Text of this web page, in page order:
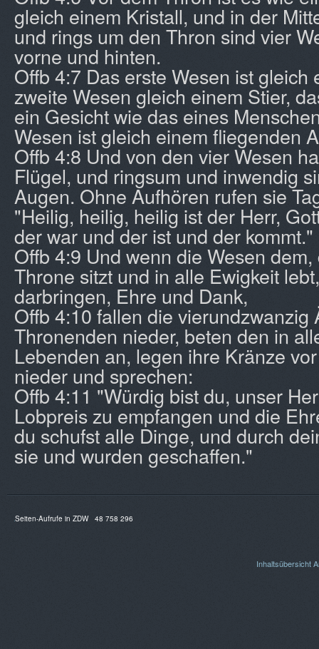
gleich einem Kristall, und in der
und rings um den Thron sind vier
vorne und hinten.
Offb 4:7 Das erste Wesen ist gleich
zweite Wesen gleich einem Stier,
ein Gesicht wie das eines
Wesen ist gleich einem fliegenden
Offb 4:8 Und von den vier Wesen
Flügel, und ringsum und inwendig
Augen. Ohne Aufhören rufen sie
"Heilig, heilig, heilig ist der Herr,
der war und der ist und der kommt."
Offb 4:9 Und wenn die Wesen
Throne sitzt und in alle Ewigkeit
darbringen, Ehre und Dank,
Offb 4:10 fallen die vierundzwanzig
Thronenden nieder, beten den in
Lebenden an, legen ihre Kränze
nieder und sprechen:
Offb 4:11 "Würdig bist du, unser
Lobpreis zu empfangen und die
du schufst alle Dinge, und durch
sie und wurden geschaffen."
Seiten-Aufrufe in ZDW 48 758 296
Inhaltsübersicht